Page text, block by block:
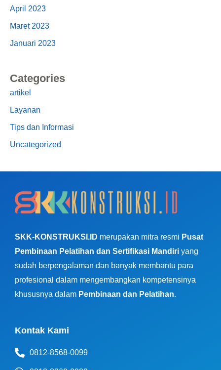
April 2023
Maret 2023
Januari 2023
Categories
artikel
Layanan
Tips dan Informasi
Uncategorized
SKK-KONSTRUKSI.ID merupakan mitra resmi Pusat
Pembinaan Pelatihan dan Sertifikasi Mandiri yang
sudah berpengalaman dan banyak membantu para
profesional dalam mengembangkan kompetensinya
khususnya dalam Pembinaan dan Pelatihan.
Kontak Kami
0812-8568-0099